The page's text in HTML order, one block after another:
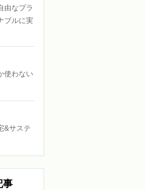
由なプラ
ブルに実
使わない
&サステ
事